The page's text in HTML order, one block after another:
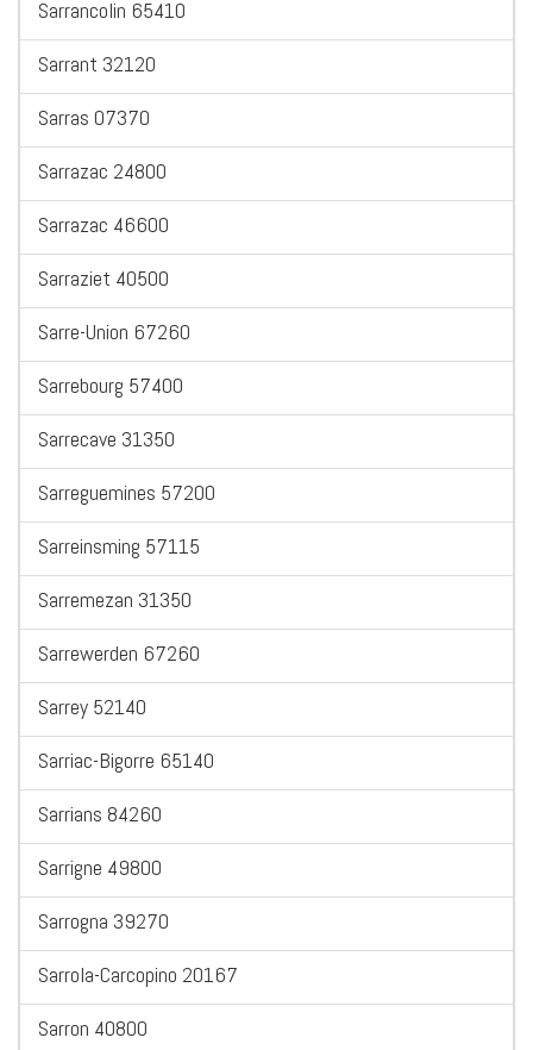
Sarrancolin 65410
Sarrant 32120
Sarras 07370
Sarrazac 24800
Sarrazac 46600
Sarraziet 40500
Sarre-Union 67260
Sarrebourg 57400
Sarrecave 31350
Sarreguemines 57200
Sarreinsming 57115
Sarremezan 31350
Sarrewerden 67260
Sarrey 52140
Sarriac-Bigorre 65140
Sarrians 84260
Sarrigne 49800
Sarrogna 39270
Sarrola-Carcopino 20167
Sarron 40800